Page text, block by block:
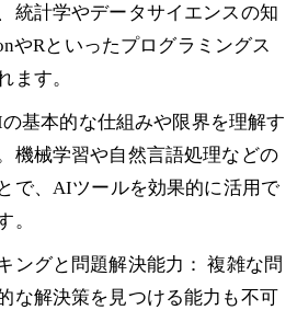
統計学やデータサイエンスの知
やRといったプログラミングス
ます。
基本的な仕組みや限界を理解す
機械学習や自然言語処理などの
で、AIツールを効果的に活用で
。
ングと問題解決能力： 複雑な問
な解決策を見つける能力も不可